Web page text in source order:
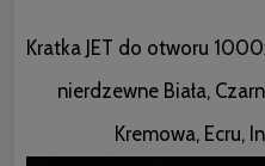
Kratka JET do otworu
nierdzewne Biała,
Kremowa, Ecru,